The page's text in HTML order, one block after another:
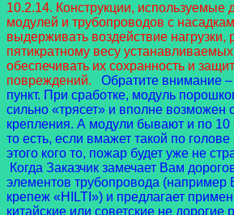
10.2.14. Конструкции, используемые
модулей и трубопроводов с
выдерживать воздействие нагрузки,
пятикратному весу
обеспечивать их сохранность и
повреждений.
Обратите внимание
пункт. При сработке, модуль
сильно «трясет» и вполне возможен
крепления. А модули бывают и по 10
то есть, если вмажет такой по голове
этого кого то, пожар будет уже не
Когда Заказчик замечает Вам
элементов трубопровода
крепеж «HILTI») и предлагает
китайские или советские не дорогие